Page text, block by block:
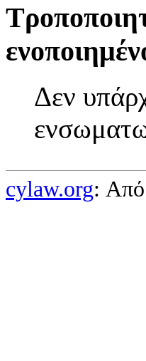
Δεν
cylaw.org: